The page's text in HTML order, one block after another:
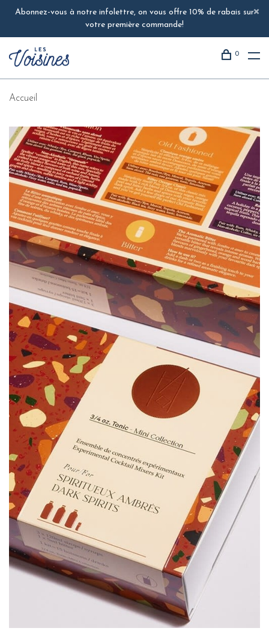
Abonnez-vous à notre infolettre, on vous offre 10% de rabais sur
votre première commande!
0
Accueil